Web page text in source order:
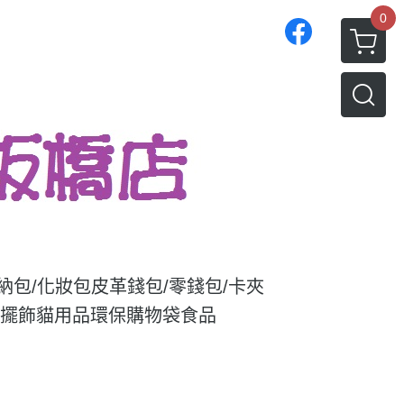
0
包/化妝包皮革錢包/零錢包/卡夾
飾貓用品環保購物袋食品